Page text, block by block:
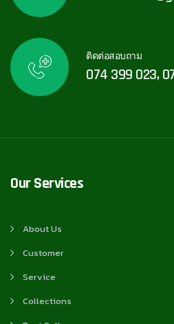
ติดต่อสอบถาม
074 399 023,
Our Services
About Us
Customer
Service
Collections